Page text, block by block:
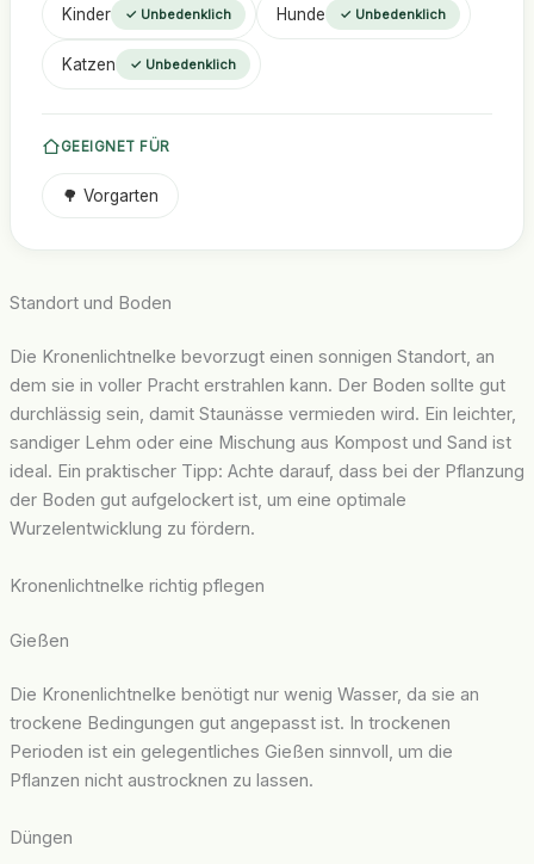
Kinder ✓ Unbedenklich Hunde ✓ Unbedenklich
Katzen ✓ Unbedenklich
GEEIGNET FÜR
🌳 Vorgarten
Standort und Boden
Die Kronenlichtnelke bevorzugt einen sonnigen Standort, an
dem sie in voller Pracht erstrahlen kann. Der Boden sollte gut
durchlässig sein, damit Staunässe vermieden wird. Ein leichter,
sandiger Lehm oder eine Mischung aus Kompost und Sand ist
ideal. Ein praktischer Tipp: Achte darauf, dass bei der Pflanzung
der Boden gut aufgelockert ist, um eine optimale
Wurzelentwicklung zu fördern.
Kronenlichtnelke richtig pflegen
Gießen
Die Kronenlichtnelke benötigt nur wenig Wasser, da sie an
trockene Bedingungen gut angepasst ist. In trockenen
Perioden ist ein gelegentliches Gießen sinnvoll, um die
Pflanzen nicht austrocknen zu lassen.
Düngen